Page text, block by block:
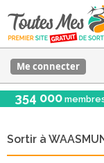
Me connecter
354 000
Sortir à